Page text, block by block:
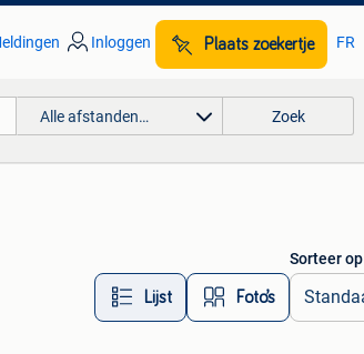
Inloggen Plaats zoekertje FR
Alle afstanden… Zoek
Lijst Foto’s
Sorteer op